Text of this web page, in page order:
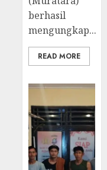
berhasil
mengungkap...
READ MORE